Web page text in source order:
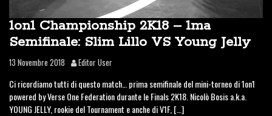
1on1 Championship 2K18 – 1ma
Semifinale: Slim Lillo VS Young Jelly
13 Novembre 2018 Editor User
Ci ricordiamo tutti di questo match… prima semifinale del mini-torneo di 1on1
powered by Verse One Federation durante le Finals 2K18. Nicolò Bosis a.k.a.
YOUNG JELLY, rookie del Tournament e anche di V1F, […]